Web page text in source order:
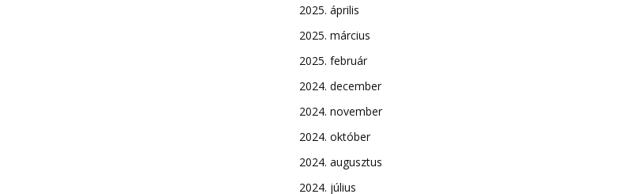
2025. április
2025. március
2025. február
2024. december
2024. november
2024. október
2024. augusztus
2024. július